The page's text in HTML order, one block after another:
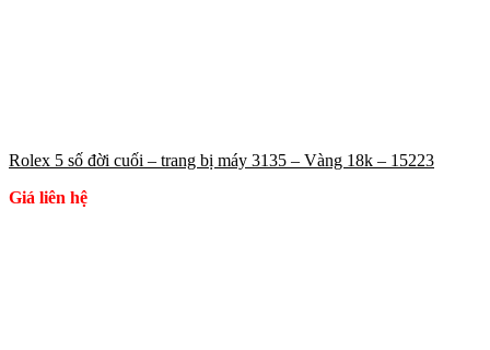
Rolex 5 số đời cuối – trang bị máy 3135 – Vàng 18k – 15223
Giá liên hệ